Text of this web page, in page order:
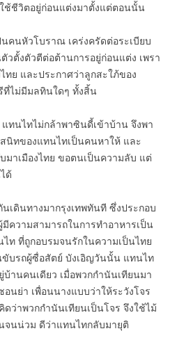
ช้ชีวิตอยู่ก่อนแต่งมาตั้งแต่ตอนนั้น
คนหัวโบราณ เคร่งครัดต่อระเบียบ
วตั้งตัวตีต่อต้านการอยู่ก่อนแต่ง เพรา
ย และประกาศว่าลูกสะใภ้ของ
ที่ไม่มีมลทินใดๆ ทั้งสิ้น
แทนไทไม่กล้าพาซินดี้เข้าบ้าน จึงพา
นิทของแทนไทเป็นคนหาให้ และ
บมาเมืองไทย ขอตนเป็นความลับ แต่
ด้
เดินทางมากรุงเทพทันที ซึ่งประกอบ
ความสามารถในการทำอาหารเป็น
ท ที่ถูกอบรมจนรักในความเป็นไทย
ขับรถผู้ซื่อสัตย์ บังเอิญวันนั้น แทนไท
านคนเดียว เมื่อพวกกำนันเทียนมา
นย่า เพื่อนนางแบบว่าให้ระวังโจร
ดว่าพวกกำนันเทียนเป็นโจร จึงใช้ไม้
จนน่วม ดีว่าแทนไทกลับมายุติ